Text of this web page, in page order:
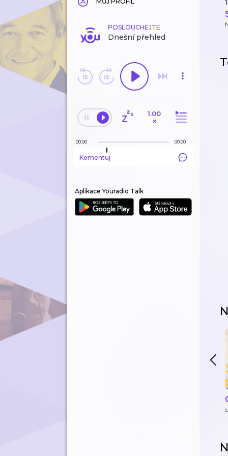
POSLOUCHEJTE
Dnešní přehled
1.00
×
00:00 00:00
Komentuj
Aplikace Youradio Talk